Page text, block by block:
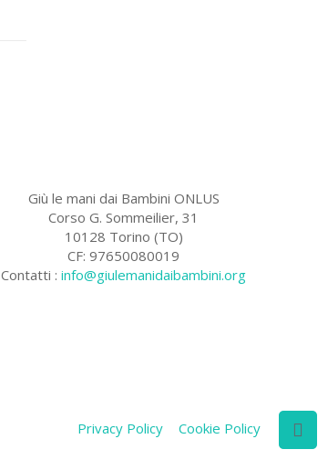
Giù le mani dai Bambini ONLUS
Corso G. Sommeilier, 31
10128 Torino (TO)
CF: 97650080019
Contatti :info@giulemanidaibambini.org
Privacy Policy Cookie Policy